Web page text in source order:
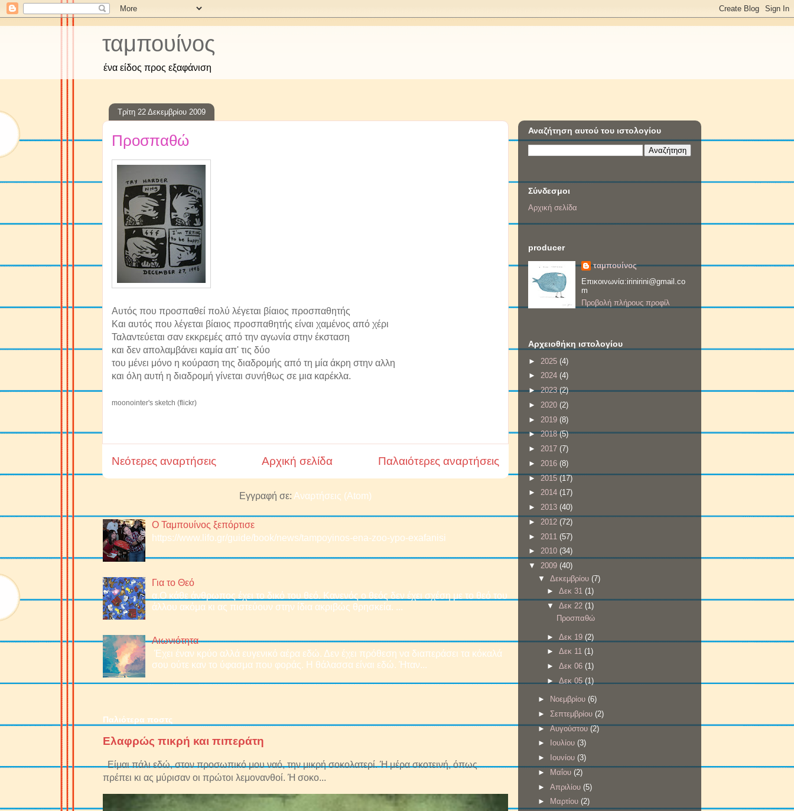
ταμπουίνος
ένα είδος προς εξαφάνιση
Τρίτη 22 Δεκεμβρίου 2009
Προσπαθώ
Αυτός που προσπαθεί πολύ λέγεται βίαιος προσπαθητής
Και αυτός που λέγεται βίαιος προσπαθητής είναι χαμένος από χέρι
Ταλαντεύεται σαν εκκρεμές από την αγωνία στην έκσταση
και δεν απολαμβάνει καμία απ' τις δύο
του μένει μόνο η κούραση της διαδρομής από τη μία άκρη στην αλλη
και όλη αυτή η διαδρομή γίνεται συνήθως σε μια καρέκλα.
moonointer's sketch (flickr)
Νεότερες αναρτήσεις Παλαιότερες αναρτήσεις
Αρχική σελίδα
Εγγραφή σε: Αναρτήσεις (Atom)
Ο Ταμπουίνος ξεπόρτισε
https://www.lifo.gr/guide/book/news/tampoyinos-ena-zoo-ypo-exafanisi
Για το Θεό
α.O κάθε άνθρωπος έχει το δικό του θεό. Κανενός ο θεός δεν έχει σχέση με το θεό του
άλλου ακόμα κι ας πιστεύουν στην ίδια ακριβώς θρησκεία. ...
Αιωνιότητα
Έχει έναν κρύο αλλά ευγενικό αέρα εδώ. Δεν έχει πρόθεση να διαπεράσει τα κόκαλά
σου ούτε καν το ύφασμα που φοράς. Η θάλασσα είναι εδώ. Ήταν...
Παλιότερα ποστς
Ελαφρώς πικρή και πιπεράτη
Είμαι πάλι εδώ, στον προσωπικό μου ναό, την μικρή σοκολατερί. Ή μέρα σκοτεινή, όπως
πρέπει κι ας μύρισαν οι πρώτοι λεμονανθοί. Ή σοκο...
Αναζήτηση αυτού του ιστολογίου
Σύνδεσμοι
Αρχική σελίδα
producer
ταμπουίνος
Επικοινωνία:irinirini@gmail.co
m
Προβολή πλήρους προφίλ
Αρχειοθήκη ιστολογίου
► 2025 (4)
► 2024 (4)
►2023(2)
► 2020 (2)
► 2019 (8)
►2018(5)
► 2017 (7)
► 2016 (8)
►2015(17)
► 2014 (17)
► 2013 (40)
► 2012 (72)
► 2011 (57)
► 2010 (34)
▼ 2009 (40)
▼ Δεκεμβρίου (7)
►Δεκ 31(1)
▼Δεκ 22(1)
Προσπαθώ
►Δεκ 19(2)
►Δεκ 11(1)
►Δεκ 06(1)
►Δεκ 05(1)
► Νοεμβρίου (6)
► Σεπτεμβρίου (2)
►Αυγούστου(2)
►
Ιουλίου (3)
►
Ιουνίου (3)
►
Μαΐου (2)
► Απριλίου (5)
►
Μαρτίου (2)